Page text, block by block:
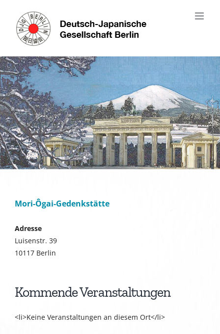
content
Mori-Ôgai-Gedenkstätte
Adresse
Luisenstr. 39
10117 Berlin
Kommende Veranstaltungen
<li>Keine Veranstaltungen an diesem Ort</li>